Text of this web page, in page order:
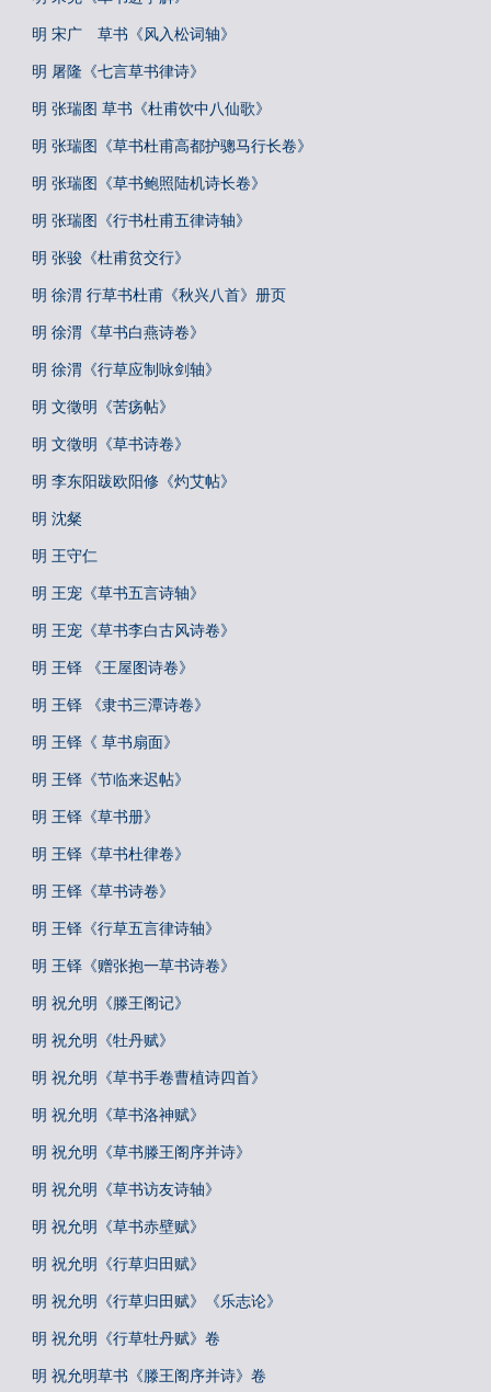
明 宋广 草书《风入松词轴》
明 屠隆《七言草书律诗》
明 张瑞图 草书《杜甫饮中八仙歌》
明 张瑞图《草书杜甫高都护骢马行长卷》
明 张瑞图《草书鲍照陆机诗长卷》
明 张瑞图《行书杜甫五律诗轴》
明 张骏《杜甫贫交行》
明 徐渭 行草书杜甫《秋兴八首》册页
明 徐渭《草书白燕诗卷》
明 徐渭《行草应制咏剑轴》
明 文徵明《苦疡帖》
明 文徵明《草书诗卷》
明 李东阳跋欧阳修《灼艾帖》
明 沈粲
明 王守仁
明 王宠《草书五言诗轴》
明 王宠《草书李白古风诗卷》
明 王铎 《王屋图诗卷》
明 王铎 《隶书三潭诗卷》
明 王铎《 草书扇面》
明 王铎《节临来迟帖》
明 王铎《草书册》
明 王铎《草书杜律卷》
明 王铎《草书诗卷》
明 王铎《行草五言律诗轴》
明 王铎《赠张抱一草书诗卷》
明 祝允明《滕王阁记》
明 祝允明《牡丹赋》
明 祝允明《草书手卷曹植诗四首》
明 祝允明《草书洛神赋》
明 祝允明《草书滕王阁序并诗》
明 祝允明《草书访友诗轴》
明 祝允明《草书赤壁赋》
明 祝允明《行草归田赋》
明 祝允明《行草归田赋》《乐志论》
明 祝允明《行草牡丹赋》卷
明 祝允明草书《滕王阁序并诗》卷